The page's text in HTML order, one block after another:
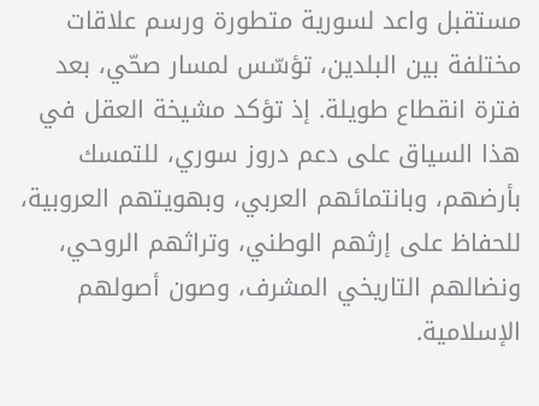
مستقبل واعد لسورية متطورة ورسم علاقات
مختلفة بين البلدين، تؤسّس لمسار صحّي، بعد
فترة انقطاع طويلة. إذ تؤكد مشيخة العقل في
هذا السياق على دعم دروز سوري، للتمسك
بأرضهم، وبانتمائهم العربي، وبهويتهم العروبية،
للحفاظ على إرثهم الوطني، وتراثهم الروحي،
ونضالهم التاريخي المشرف، وصون أصولهم
الإسلامية.